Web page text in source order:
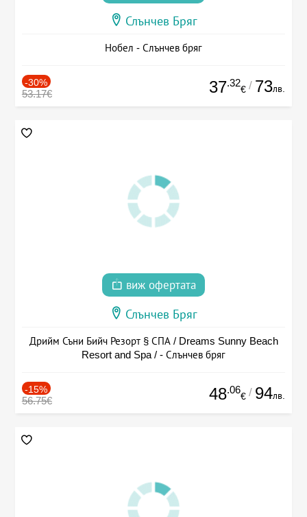
Слънчев Бряг
Нобел - Слънчев бряг
-30%
53.17€ 37.32
€ / 73лв.
виж офертата
Слънчев Бряг
Дрийм Съни Бийч Резорт § СПА / Dreams Sunny Beach
Resort and Spa / - Слънчев бряг
-15%
56.75€ 48.06
€ / 94лв.